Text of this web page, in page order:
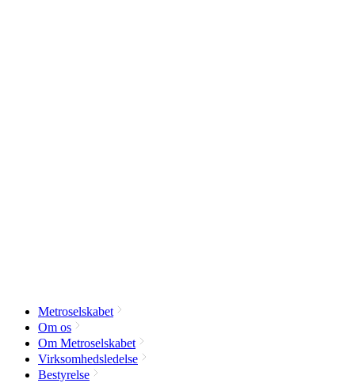
Metroselskabet
Om os
Om Metroselskabet
Virksomhedsledelse
Bestyrelse